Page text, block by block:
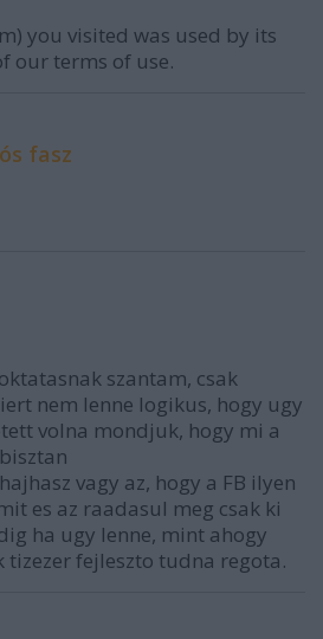
you visited was used by its
our terms of use.
fasz
szantam, csak
nem lenne logikus, hogy ugy
volna mondjuk, hogy mi a
vagy az, hogy a FB ilyen
es az raadasul meg csak ki
ha ugy lenne, mint ahogy
fejleszto tudna regota.